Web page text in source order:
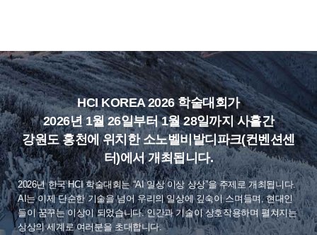
HCI KOREA 2026 학술대회가
2026년 1월 26일부터 1월 28일까지 사흘간
강원도 홍천에 위치한 소노벨비발디파크(컨벤션센
터)에서 개최됩니다.
2026년 한국 HCI 학술대회는 “AI 일상 이상 상상”을 주제로 개최됩니다.
AI는 이제 단순한 기술을 넘어 우리의 일상에 깊숙이 스며들며, 현대인
들이 꿈꾸는 이상이 되었습니다. 인간과 기술이 상호작용하며 펼쳐지는
상상의 세계로 여러분을 초대합니다.